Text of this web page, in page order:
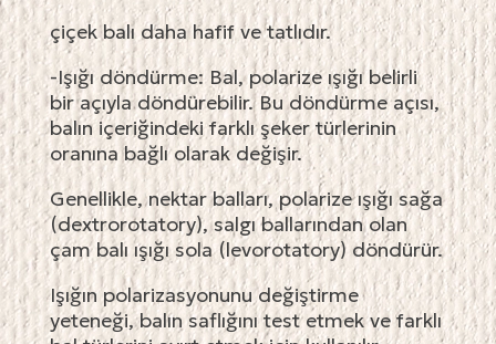
çiçek balı daha hafif ve tatlıdır.
-Işığı döndürme: Bal, polarize ışığı belirli
bir açıyla döndürebilir. Bu döndürme açısı,
balın içeriğindeki farklı şeker türlerinin
oranına bağlı olarak değişir.
Genellikle, nektar balları, polarize ışığı sağa
(dextrorotatory), salgı ballarından olan
çam balı ışığı sola (levorotatory) döndürür.
Işığın polarizasyonunu değiştirme
yeteneği, balın saflığını test etmek ve farklı